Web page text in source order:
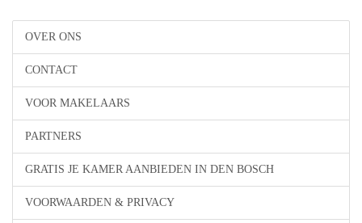
OVER ONS
CONTACT
VOOR MAKELAARS
PARTNERS
GRATIS JE KAMER AANBIEDEN IN DEN BOSCH
VOORWAARDEN & PRIVACY